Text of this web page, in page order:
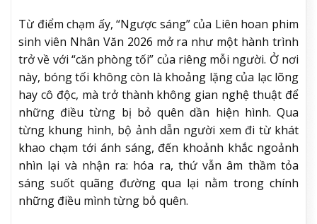
Từ điểm chạm ấy, “Ngược sáng” của Liên hoan phim
sinh viên Nhân Văn 2026 mở ra như một hành trình
trở về với “căn phòng tối” của riêng mỗi người. Ở nơi
này, bóng tối không còn là khoảng lặng của lạc lõng
hay cô độc, mà trở thành không gian nghệ thuật để
những điều từng bị bỏ quên dần hiện hình. Qua
từng khung hình, bộ ảnh dẫn người xem đi từ khát
khao chạm tới ánh sáng, đến khoảnh khắc ngoảnh
nhìn lại và nhận ra: hóa ra, thứ vẫn âm thầm tỏa
sáng suốt quãng đường qua lại nằm trong chính
những điều mình từng bỏ quên.